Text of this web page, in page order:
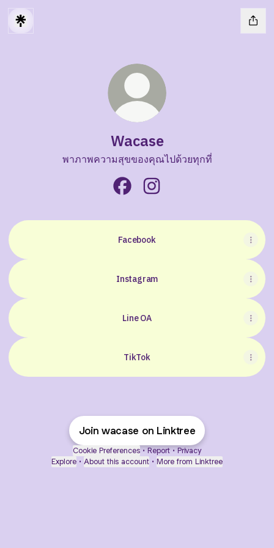
Wacase
พาภาพความสุขของคุณไปด้วยทุกที่
Facebook
Instagram
Line OA
TikTok
Join wacase on Linktree
Cookie Preferences • Report • Privacy
Explore • About this account • More from Linktree